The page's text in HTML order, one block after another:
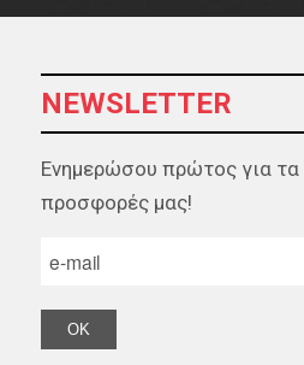
NEWSLETTER
Ενημερώσου πρώτος για τα
προσφορές μας!